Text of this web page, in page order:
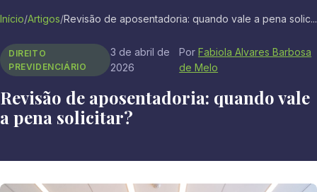
Início/Artigos/Revisão de aposentadoria: quando vale a pena solic...
DIREITO
PREVIDENCIÁRIO
3 de abril de
2026
PorFabiola Alvares Barbosa
de Melo
Revisão de aposentadoria: quando vale
a pena solicitar?